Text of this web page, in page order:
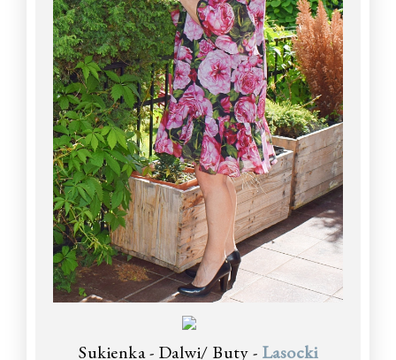
Sukienka - Dalwi/ Buty - Lasocki